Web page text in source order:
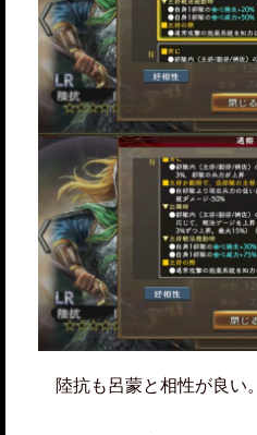
陸抗も呂蒙と相性が良い。